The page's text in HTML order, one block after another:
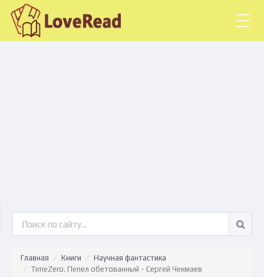
Главная Книги
Научная фантастика
TimeZero. Пепел обетованный - Сергей Чекмаев